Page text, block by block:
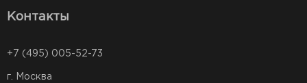
Контакты
+7 (495) 005-52-73
г. Москва